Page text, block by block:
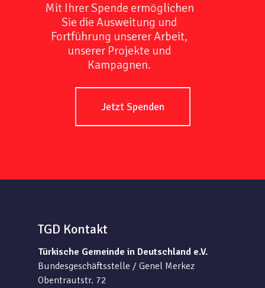
Mit Ihrer Spende ermöglichen
Sie die Ausweitung und
Fortführung unserer Arbeit,
unserer Projekte und
Kampagnen.
Jetzt Spenden
TGD Kontakt
Türkische Gemeinde in Deutschland e.V.
Bundesgeschäftsstelle / Genel Merkez
Obentrautstr. 72